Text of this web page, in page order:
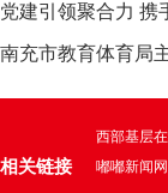
奖
党建引领聚合力
门中学与南充市
南充市教育体育局
门中学检查指导工
相关链接
西部基层
嘟嘟新闻网